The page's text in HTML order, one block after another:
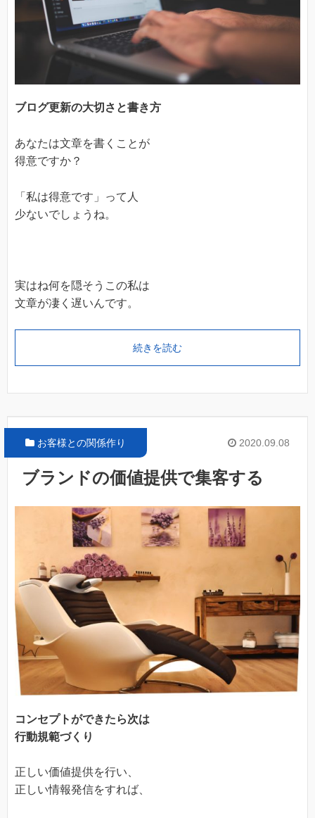
ブログ更新の大切さと書き方
あなたは文章を書くことが
得意ですか？
「私は得意です」って人
少ないでしょうね。
実はね何を隠そうこの私は
文章が凄く遅いんです。
続きを読む
2020.09.08
お客様との関係作り
ブランドの価値提供で集客する
コンセプトができたら次は
行動規範づくり
正しい価値提供を行い、
正しい情報発信をすれば、